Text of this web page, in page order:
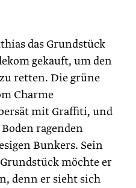
das Grundstück
gekauft, um den
retten. Die grüne
Charme
mit Graffiti, und
ragenden
Bunkers. Sein
möchte er
denn er sieht sich